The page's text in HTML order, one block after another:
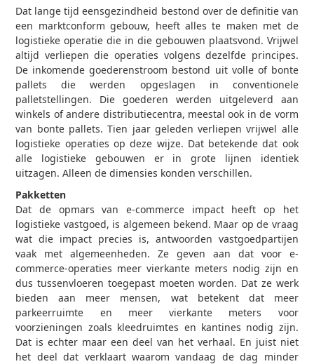
Dat lange tijd eensgezindheid bestond over de definitie van
een marktconform gebouw, heeft alles te maken met de
logistieke operatie die in die gebouwen plaatsvond. Vrijwel
altijd verliepen die operaties volgens dezelfde principes.
De inkomende goederenstroom bestond uit volle of bonte
pallets die werden opgeslagen in conventionele
palletstellingen. Die goederen werden uitgeleverd aan
winkels of andere distributiecentra, meestal ook in de vorm
van bonte pallets. Tien jaar geleden verliepen vrijwel alle
logistieke operaties op deze wijze. Dat betekende dat ook
alle logistieke gebouwen er in grote lijnen identiek
uitzagen. Alleen de dimensies konden verschillen.
Pakketten
Dat de opmars van e-commerce impact heeft op het
logistieke vastgoed, is algemeen bekend. Maar op de vraag
wat die impact precies is, antwoorden vastgoedpartijen
vaak met algemeenheden. Ze geven aan dat voor e-
commerce-operaties meer vierkante meters nodig zijn en
dus tussenvloeren toegepast moeten worden. Dat ze werk
bieden aan meer mensen, wat betekent dat meer
parkeerruimte en meer vierkante meters voor
voorzieningen zoals kleedruimtes en kantines nodig zijn.
Dat is echter maar een deel van het verhaal. En juist niet
het deel dat verklaart waarom vandaag de dag minder